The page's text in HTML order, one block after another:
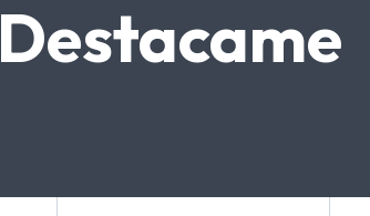
Destacame